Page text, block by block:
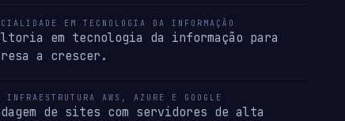
EM TECNOLOGIA DA INFORMAÇÃO
em tecnologia da informação para
a crescer.
INFRAESTRUTURA AWS, AZURE E GOOGLE
de sites com servidores de alta